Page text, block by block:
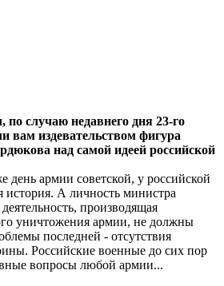
случаю недавнего дня 23-го
вам издевательством фигура
над самой идеей российской
день армии советской, у российской
история. А личность министра
производящая
уничтожения армии, не должны
последней - отсутствия
Российские военные до сих пор
вопросы любой армии...